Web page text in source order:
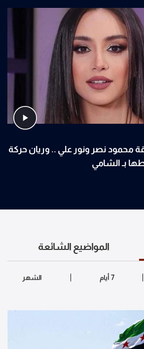
محمود نصر ونور علي .. وريان حركة
بـ الشامي
المواضيع الشائعة